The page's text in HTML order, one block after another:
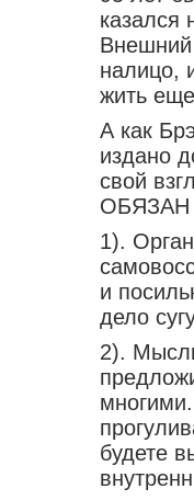
казался
Внешний
налицо,
жить
А как
издано
свой
ОБЯЗАН
1).
и
дело
2).
будете